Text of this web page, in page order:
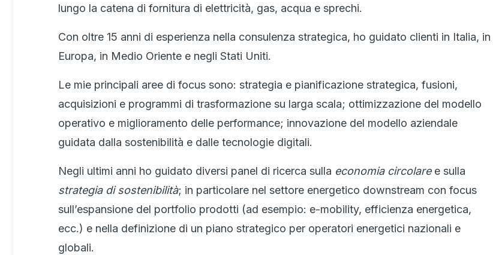
lungo la catena di fornitura di elettricità, gas, acqua e sprechi.
Con oltre 15 anni di esperienza nella consulenza strategica, ho guidato clienti in Italia, in
Europa, in Medio Oriente e negli Stati Uniti.
Le mie principali aree di focus sono: strategia e pianificazione strategica, fusioni,
acquisizioni e programmi di trasformazione su larga scala; ottimizzazione del modello
operativo e miglioramento delle performance; innovazione del modello aziendale
guidata dalla sostenibilità e dalle tecnologie digitali.
Negli ultimi anni ho guidato diversi panel di ricerca sulla economia circolaree sulla
strategia di sostenibilità; in particolare nel settore energetico downstream con focus
sull’espansione del portfolio prodotti (ad esempio: e-mobility, efficienza energetica,
ecc.) e nella definizione di un piano strategico per operatori energetici nazionali e
globali.